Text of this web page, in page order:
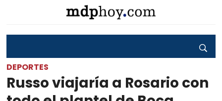
DEPORTES
Russo viajaría a Rosario con